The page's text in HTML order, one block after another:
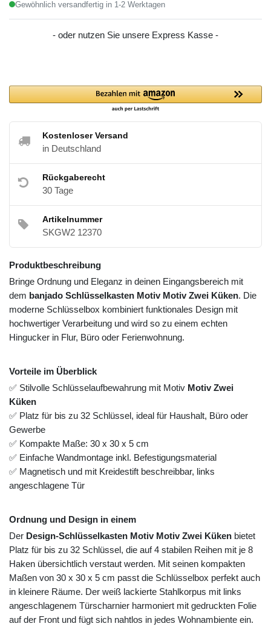
Gewöhnlich versandfertig in 1-2 Werktagen
- oder nutzen Sie unsere Express Kasse -
Kostenloser Versand
in Deutschland
Rückgaberecht
30 Tage
Artikelnummer
SKGW2 12370
Produktbeschreibung
Bringe Ordnung und Eleganz in deinen Eingangsbereich mit
dem banjado Schlüsselkasten Motiv Motiv Zwei Küken. Die
moderne Schlüsselbox kombiniert funktionales Design mit
hochwertiger Verarbeitung und wird so zu einem echten
Hingucker in Flur, Büro oder Ferienwohnung.
Vorteile im Überblick
✅ Stilvolle Schlüsselaufbewahrung mit Motiv Motiv Zwei
Küken
✅ Platz für bis zu 32 Schlüssel, ideal für Haushalt, Büro oder
Gewerbe
✅ Kompakte Maße: 30 x 30 x 5 cm
✅ Einfache Wandmontage inkl. Befestigungsmaterial
✅ Magnetisch und mit Kreidestift beschreibbar, links
angeschlagene Tür
Ordnung und Design in einem
Der Design-Schlüsselkasten Motiv Motiv Zwei Küken bietet
Platz für bis zu 32 Schlüssel, die auf 4 stabilen Reihen mit je 8
Haken übersichtlich verstaut werden. Mit seinen kompakten
Maßen von 30 x 30 x 5 cm passt die Schlüsselbox perfekt auch
in kleinere Räume. Der weiß lackierte Stahlkorpus mit links
angeschlagenem Türscharnier harmoniert mit gedruckten Folie
auf der Front und fügt sich nahtlos in jedes Wohnambiente ein.